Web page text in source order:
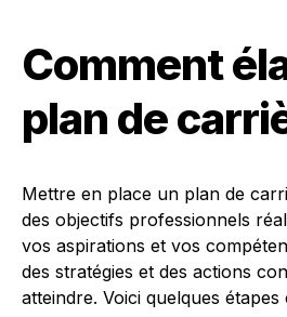
Comment
plan de
Mettre en place un plan de
des objectifs professionnels
vos aspirations et vos
des stratégies et des actions
atteindre. Voici quelques